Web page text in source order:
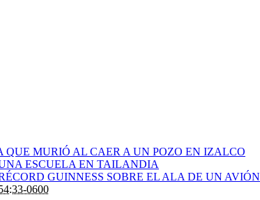
MURIÓ AL CAER A UN POZO EN IZALCO
ESCUELA EN TAILANDIA
GUINNESS SOBRE EL ALA DE UN AVIÓN
0600